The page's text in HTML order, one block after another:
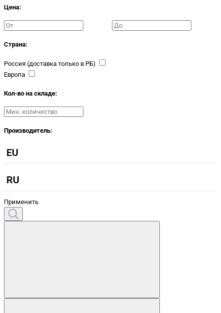
Цена:
Страна:
Россия (доставка только в РБ)
Европа
Кол-во на складе:
Производитель:
EU
RU
Применить